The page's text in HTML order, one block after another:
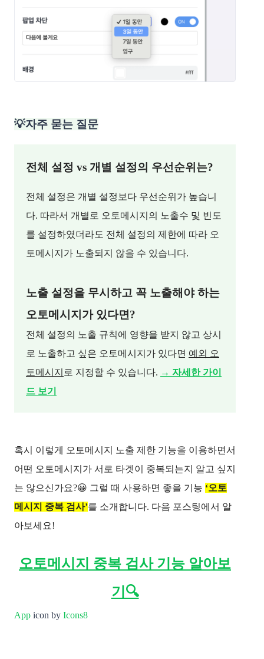
💡자주 묻는 질문
전체 설정 vs 개별 설정의 우선순위는?
전체 설정은 개별 설정보다 우선순위가 높습니
다. 따라서 개별로 오토메시지의 노출수 및 빈도
를 설정하였더라도 전체 설정의 제한에 따라 오
토메시지가 노출되지 않을 수 있습니다.
노출 설정을 무시하고 꼭 노출해야 하는
오토메시지가 있다면?
전체 설정의 노출 규칙에 영향을 받지 않고 상시
로 노출하고 싶은 오토메시지가 있다면 예외 오
토메시지 로 지정할 수 있습니다. → 자세한 가이
드 보기
혹시 이렇게 오토메시지 노출 제한 기능을 이용하면서
어떤 오토메시지가 서로 타겟이 중복되는지 알고 싶지
는 않으신가요?😀 그럴 때 사용하면 좋을 기능 ‘오토
메시지 중복 검사’를 소개합니다. 다음 포스팅에서 알
아보세요!
오토메시지 중복 검사 기능 알아보
기🔍
App icon by Icons8